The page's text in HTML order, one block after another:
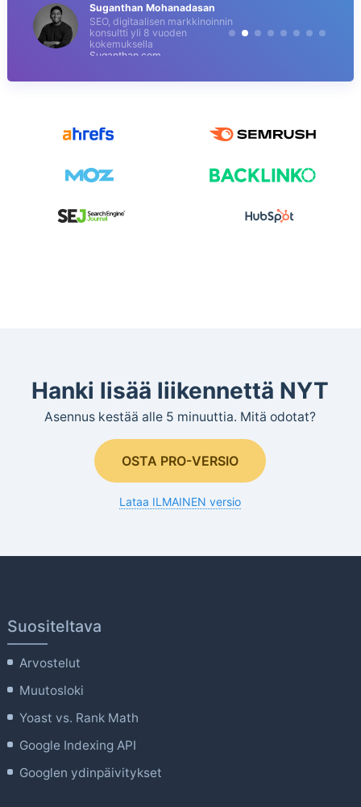
Suganthan Mohanadasan
SEO, digitaalisen markkinoinnin
konsultti yli 8 vuoden
kokemuksella
Suganthan.com
Hanki lisää liikennettä NYT
Asennus kestää alle 5 minuuttia. Mitä odotat?
OSTA PRO-VERSIO
Lataa ILMAINEN versio
Suositeltava
Arvostelut
Muutosloki
Yoast vs. Rank Math
Google Indexing API
Googlen ydinpäivitykset